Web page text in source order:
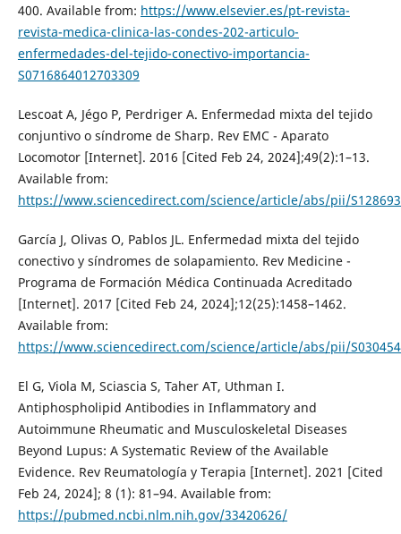
400. Available from: https://www.elsevier.es/pt-revista-
revista-medica-clinica-las-condes-202-articulo-
enfermedades-del-tejido-conectivo-importancia-
S0716864012703309
Lescoat A, Jégo P, Perdriger A. Enfermedad mixta del tejido
conjuntivo o síndrome de Sharp. Rev EMC - Aparato
Locomotor [Internet]. 2016 [Cited Feb 24, 2024];49(2):1–13.
Available from:
https://www.sciencedirect.com/science/article/abs/pii/
García J, Olivas O, Pablos JL. Enfermedad mixta del tejido
conectivo y síndromes de solapamiento. Rev Medicine -
Programa de Formación Médica Continuada Acreditado
[Internet]. 2017 [Cited Feb 24, 2024];12(25):1458–1462.
Available from:
https://www.sciencedirect.com/science/article/abs/pii/
El G, Viola M, Sciascia S, Taher AT, Uthman I.
Antiphospholipid Antibodies in Inflammatory and
Autoimmune Rheumatic and Musculoskeletal Diseases
Beyond Lupus: A Systematic Review of the Available
Evidence. Rev Reumatología y Terapia [Internet]. 2021 [Cited
Feb 24, 2024]; 8 (1): 81–94. Available from:
https://pubmed.ncbi.nlm.nih.gov/33420626/